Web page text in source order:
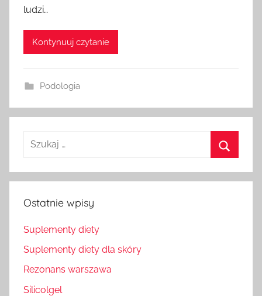
ludzi…
Kontynuuj czytanie
Podologia
Szukaj
Ostatnie wpisy
Suplementy diety
Suplementy diety dla skóry
Rezonans warszawa
Silicolgel